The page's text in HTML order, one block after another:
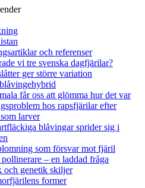
och referenser
vi tre svenska dagfjärilar?
ger större variation
får oss att glömma hur det var
hos rapsfjärilar efter
larver
blåvingar sprider sig i
som försvar mot fjäril
– en laddad fråga
och genetik skiljer
former